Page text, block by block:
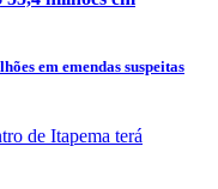
em emendas suspeitas